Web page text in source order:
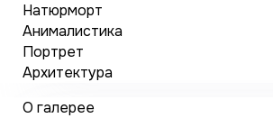
Натюрморт
Анималистика
Портрет
Архитектура
О галерее